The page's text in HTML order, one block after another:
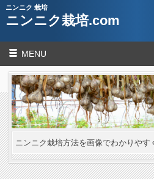
ニンニク 栽培
ニンニク栽培.com
MENU
ニンニク栽培方法を画像でわかりやす